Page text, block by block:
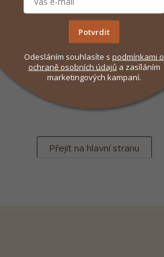
Přejít na hlavní stranu
Potvrdit
Odesláním souhlasíte s podmínkami o
ochraně osobních údajů a zasíláním
marketingových kampaní.